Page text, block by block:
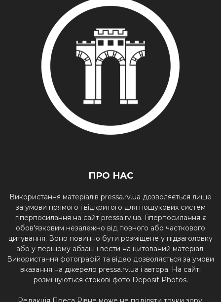
ПРО НАС
Використання матеріалів pressa.rv.ua дозволяється лише
за умови прямого і відкритого для пошукових систем
гіперпосилання на сайт pressa.rv.ua. Гіперпосилання є
обов'язковим незалежно від повного або часткового
цитування. Воно повинно бути розміщене у підзаголовку
або у першому абзаці і вести на цитований матеріал.
Використання фотографій та відео дозволяється за умови
вказання на джерело pressa.rv.ua і автора. На сайті
розміщуються стокові фото Deposit Photos.